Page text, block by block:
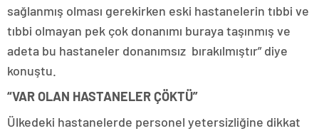
sağlanmış olması gerekirken eski hastanelerin tıbbi ve
tıbbi olmayan pek çok donanımı buraya taşınmış ve
adeta bu hastaneler donanımsız bırakılmıştır” diye
konuştu.
“VAR OLAN HASTANELER ÇÖKTÜ”
Ülkedeki hastanelerde personel yetersizliğine dikkat